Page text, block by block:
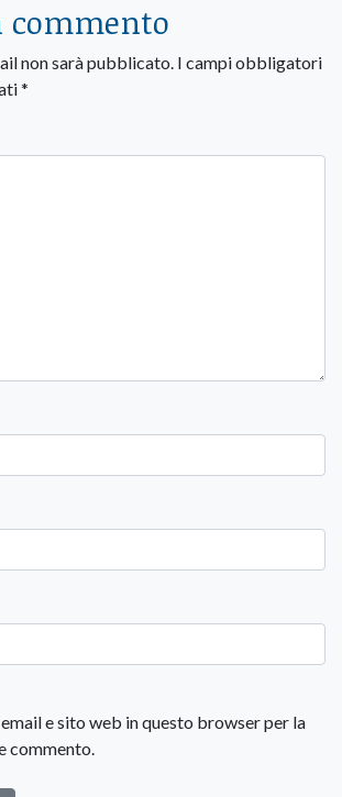
commento
non sarà pubblicato. I campi obbligatori
*
e sito web in questo browser per la
commento.